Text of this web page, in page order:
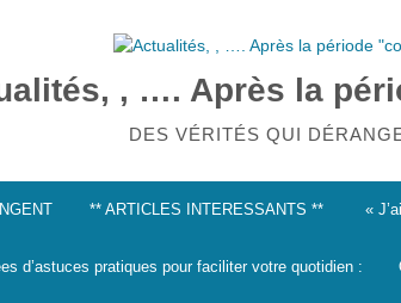
, …. Après la
DES VÉRITÉS QUI
** ARTICLES INTERESSANTS ** «
d’astuces pratiques pour faciliter votre quotidien :